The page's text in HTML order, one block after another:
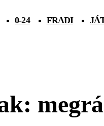
0-24 FRADI